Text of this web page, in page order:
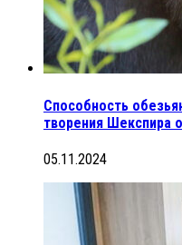
Способность
творения Шекспира
05.11.2024